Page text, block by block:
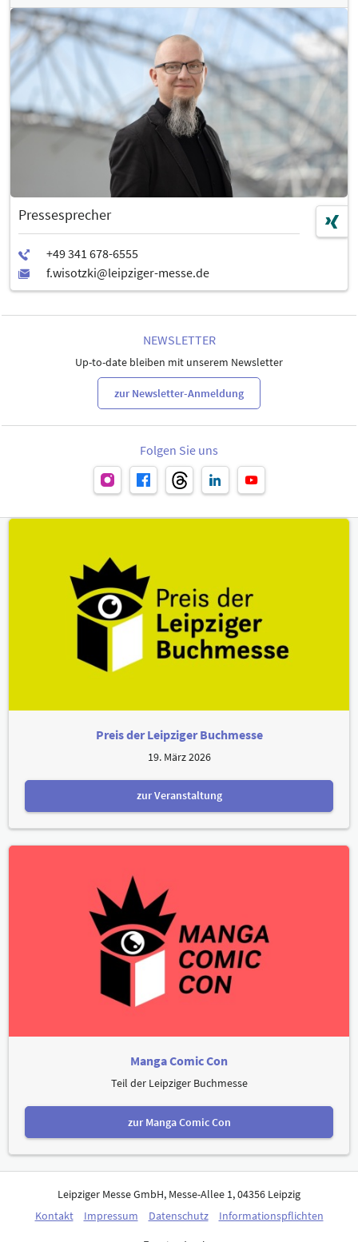
Pressesprecher
NEWSLETTER
Up-to-date bleiben mit unserem Newsletter
zur Newsletter-Anmeldung
Folgen Sie uns
Preis der Leipziger Buchmesse
19. März 2026
zur Veranstaltung
Manga Comic Con
Teil der Leipziger Buchmesse
zur Manga Comic Con
Leipziger Messe GmbH, Messe-Allee 1, 04356 Leipzig
Kontakt
Impressum Datenschutz Informationspflichten